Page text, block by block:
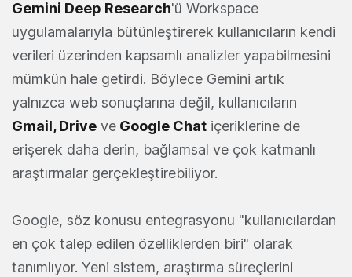
Gemini Deep Research'ü Workspace
uygulamalarıyla bütünleştirerek kullanıcıların kendi
verileri üzerinden kapsamlı analizler yapabilmesini
mümkün hale getirdi. Böylece Gemini artık
yalnızca web sonuçlarına değil, kullanıcıların
Gmail, Drive ve Google Chat içeriklerine de
erişerek daha derin, bağlamsal ve çok katmanlı
araştırmalar gerçekleştirebiliyor.
Google, söz konusu entegrasyonu "kullanıcılardan
en çok talep edilen özelliklerden biri" olarak
tanımlıyor. Yeni sistem, araştırma süreçlerini